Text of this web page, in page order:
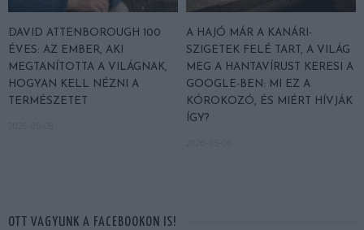
DAVID ATTENBOROUGH 100
ÉVES: AZ EMBER, AKI
MEGTANÍTOTTA A VILÁGNAK,
HOGYAN KELL NÉZNI A
TERMÉSZETET
A HAJÓ MÁR A KANÁRI-
SZIGETEK FELÉ TART, A VILÁG
MEG A HANTAVÍRUST KERESI A
GOOGLE-BEN: MI EZ A
KÓROKOZÓ, ÉS MIÉRT HÍVJÁK
ÍGY?
OTT VAGYUNK A FACEBOOKON IS!